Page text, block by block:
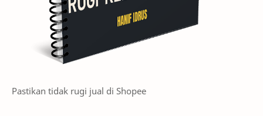
Pastikan tidak rugi jual di Shopee